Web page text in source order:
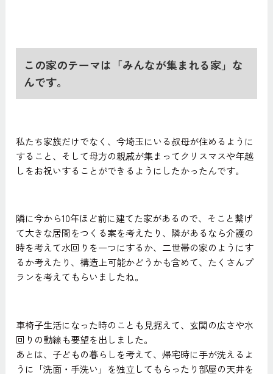
この家のテーマは「みんなが集まれる家」な
んです。
私たち家族だけでなく、今埼玉にいる叔母が住めるように
すること、そして母方の親戚が集まってクリスマスや年越
しをお祝いすることができるようにしたかったんです。
隣に今から10年ほど前に建てた家があるので、そこと繋げ
て大きな居間をつくる案を考えたり、隣があるなら介護の
時を考えて水回りを一つにするか、二世帯の家のようにす
るか考えたり、構造上可能かどうかも含めて、たくさんプ
ランを考えてもらいましたね。
車椅子生活になった時のことも見据えて、玄関の広さや水
回りの動線も要望を出しました。
あとは、子どもの暮らしを考えて、帰宅時に手が洗えるよ
うに「洗面・手洗い」を独立してもらったり部屋の天井を